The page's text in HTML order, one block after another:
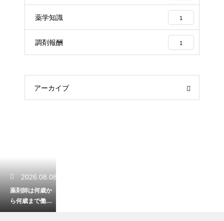
薬学知識 1
調剤報酬 1
アーカイブ
2026.08.08
薬剤師は何歳か
ら何歳まで働け
る？定年後の再